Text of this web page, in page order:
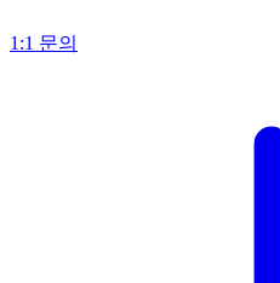
1:1 문의